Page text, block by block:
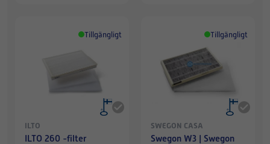
Tillgängligt
ILTO
ILTO 260 -filter
Tillgängligt
SWEGON CASA
Swegon W3 | Swegon